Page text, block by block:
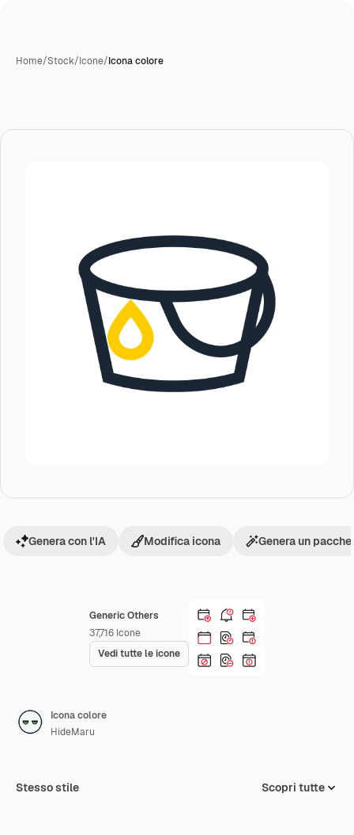
Home/Stock/Icone/Icona colore
Generic Others
37,716 Icone
Vedi tutte le icone
Genera con l'IA Modifica icona Genera un
Icona colore
HideMaru
Stesso stile Scopri tutte